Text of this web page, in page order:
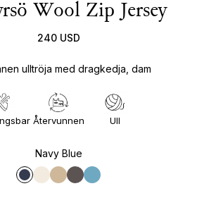
Wool Zip Jersey
240 USD
ulltröja med dragkedja, dam
Återvunnen Ull
Navy Blue